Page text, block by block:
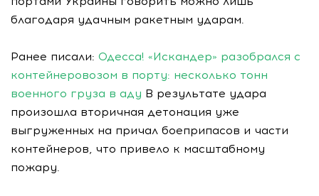
благодаря удачным ракетным ударам.
Ранее писали: Одесса! «Искандер» разобрался с
контейнеровозом в порту: несколько тонн
военного груза в аду В результате удара
произошла вторичная детонация уже
выгруженных на причал боеприпасов и части
контейнеров, что привело к масштабному
пожару.